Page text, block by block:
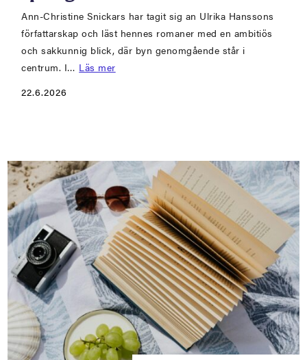
Ann-Christine Snickars har tagit sig an Ulrika Hanssons
författarskap och läst hennes romaner med en ambitiös
och sakkunnig blick, där byn genomgående står i
centrum. I… Läs mer
22.6.2026